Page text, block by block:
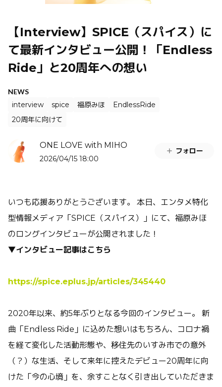
【Interview】SPICE（スパイス）に
て最新インタビュー公開！「Endless
Ride」と20周年への想い
NEWS
interview spice 福原みほ
EndlessRide
20周年に向けて
ONE LOVE with MIHO
2026/04/15 18:00
フォロー
いつも応援ありがとうございます。 本日、エンタメ特化
型情報メディア「SPICE（スパイス）」にて、福原みほ
のロングインタビューが公開されました！
▼インタビュー記事はこちら
https://spice.eplus.jp/articles/345440
2020年以来、約5年ぶりとなる今回のインタビュー。 新
曲「Endless Ride」に込めた想いはもちろん、コロナ禍
を経て変化した活動形態や、移住先のいすみ市での意外
（？）な生活、そして来年に控えたデビュー20周年に向
けた「今の心境」を、余すことなく引き出していただきま